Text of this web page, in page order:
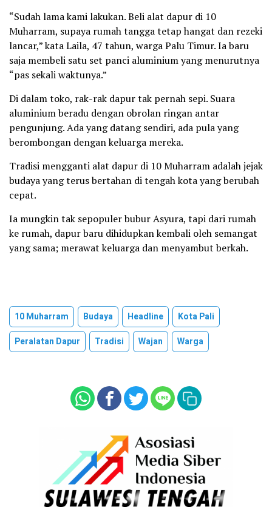
“Sudah lama kami lakukan. Beli alat dapur di 10
Muharram, supaya rumah tangga tetap hangat dan rezeki
lancar,” kata Laila, 47 tahun, warga Palu Timur. Ia baru
saja membeli satu set panci aluminium yang menurutnya
“pas sekali waktunya.”
Di dalam toko, rak-rak dapur tak pernah sepi. Suara
aluminium beradu dengan obrolan ringan antar
pengunjung. Ada yang datang sendiri, ada pula yang
berombongan dengan keluarga mereka.
Tradisi mengganti alat dapur di 10 Muharram adalah jejak
budaya yang terus bertahan di tengah kota yang berubah
cepat.
Ia mungkin tak sepopuler bubur Asyura, tapi dari rumah
ke rumah, dapur baru dihidupkan kembali oleh semangat
yang sama; merawat keluarga dan menyambut berkah.
10 Muharram Budaya Headline
Kota Pali
Peralatan Dapur
Tradisi Wajan Warga